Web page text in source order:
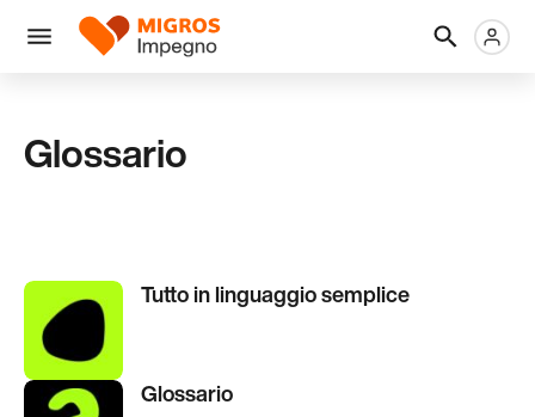
navigazione
Intestazione
Menu
Logo
Glossario
Tutto in linguaggio semplice
Glossario